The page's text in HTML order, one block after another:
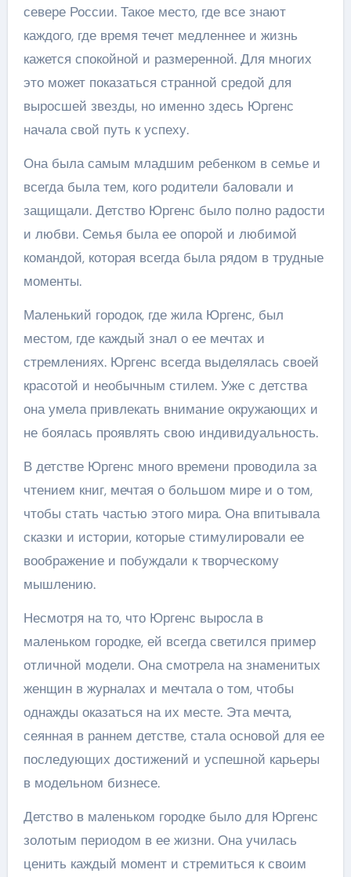
севере России. Такое место, где все знают
каждого, где время течет медленнее и жизнь
кажется спокойной и размеренной. Для многих
это может показаться странной средой для
выросшей звезды, но именно здесь Юргенс
начала свой путь к успеху.
Она была самым младшим ребенком в семье и
всегда была тем, кого родители баловали и
защищали. Детство Юргенс было полно радости
и любви. Семья была ее опорой и любимой
командой, которая всегда была рядом в трудные
моменты.
Маленький городок, где жила Юргенс, был
местом, где каждый знал о ее мечтах и
стремлениях. Юргенс всегда выделялась своей
красотой и необычным стилем. Уже с детства
она умела привлекать внимание окружающих и
не боялась проявлять свою индивидуальность.
В детстве Юргенс много времени проводила за
чтением книг, мечтая о большом мире и о том,
чтобы стать частью этого мира. Она впитывала
сказки и истории, которые стимулировали ее
воображение и побуждали к творческому
мышлению.
Несмотря на то, что Юргенс выросла в
маленьком городке, ей всегда светился пример
отличной модели. Она смотрела на знаменитых
женщин в журналах и мечтала о том, чтобы
однажды оказаться на их месте. Эта мечта,
сеянная в раннем детстве, стала основой для ее
последующих достижений и успешной карьеры
в модельном бизнесе.
Детство в маленьком городке было для Юргенс
золотым периодом в ее жизни. Она училась
ценить каждый момент и стремиться к своим